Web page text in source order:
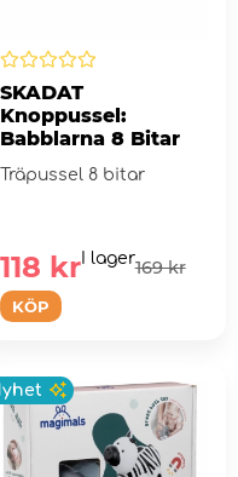
SKADAT
Knoppussel:
Babblarna 8 Bitar
Träpussel 8 bitar
KÖP
169 kr
118 krI lager